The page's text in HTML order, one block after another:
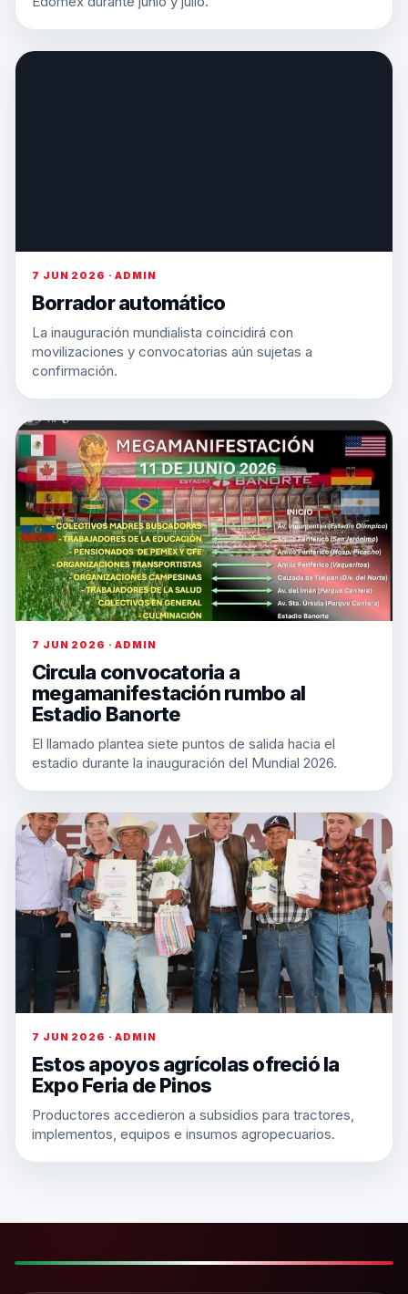
7 JUN 2026 · ADMIN
Borrador automático
La inauguración mundialista coincidirá con
movilizaciones y convocatorias aún sujetas a
confirmación.
7 JUN 2026 · ADMIN
Circula convocatoria a
megamanifestación rumbo al
Estadio Banorte
El llamado plantea siete puntos de salida hacia el
estadio durante la inauguración del Mundial 2026.
7 JUN 2026 · ADMIN
Estos apoyos agrícolas ofreció la
Expo Feria de Pinos
Productores accedieron a subsidios para tractores,
implementos, equipos e insumos agropecuarios.